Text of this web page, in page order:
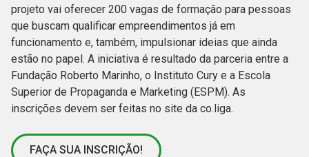
projeto vai oferecer 200 vagas de formação para pessoas
que buscam qualificar empreendimentos já em
funcionamento e, também, impulsionar ideias que ainda
estão no papel. A iniciativa é resultado da parceria entre a
Fundação Roberto Marinho, o Instituto Cury e a Escola
Superior de Propaganda e Marketing (ESPM). As
inscrições devem ser feitas no site da co.liga.
FAÇA SUA INSCRIÇÃO!